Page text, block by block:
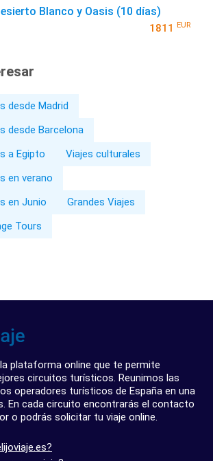
Blanco y Oasis (10 días)
1811 EUR
desde Madrid
desde Barcelona
a Egipto
Viajes culturales
en verano
en Junio
Grandes Viajes
Tours
plataforma online que te permite
circuitos turísticos. Reunimos las
operadores turísticos de España en una
En cada circuito encontrarás el contacto
o podrás solicitar tu viaje online.